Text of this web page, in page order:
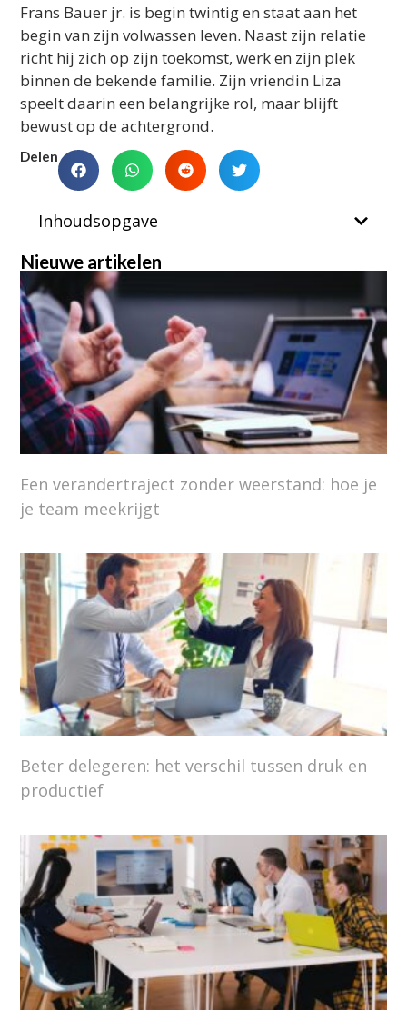
Frans Bauer jr. is begin twintig en staat aan het
begin van zijn volwassen leven. Naast zijn relatie
richt hij zich op zijn toekomst, werk en zijn plek
binnen de bekende familie. Zijn vriendin Liza
speelt daarin een belangrijke rol, maar blijft
bewust op de achtergrond.
Delen
Inhoudsopgave
Nieuwe artikelen
Een verandertraject zonder weerstand: hoe je
je team meekrijgt
Beter delegeren: het verschil tussen druk en
productief